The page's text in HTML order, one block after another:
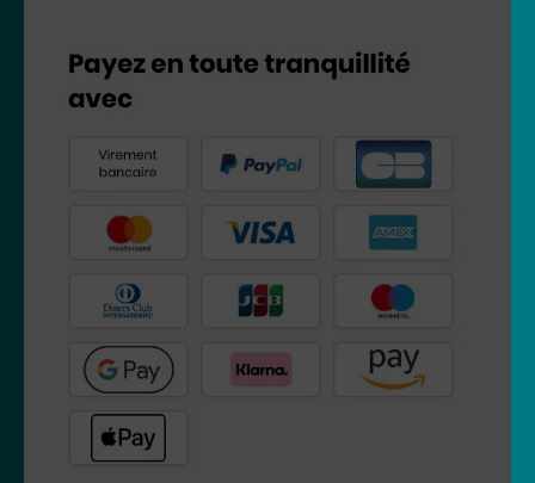
Mickey
Minnie
One Peace